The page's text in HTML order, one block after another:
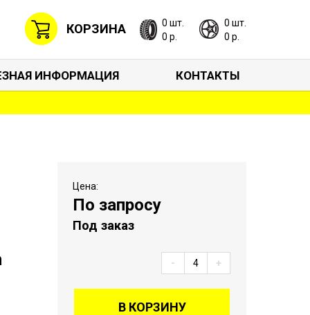
КОРЗИНА
0 шт.
0 р.
0 шт.
0 р.
ИНФОРМАЦИЯ КОНТАКТЫ
Цена:
По запросу
Под заказ
- +
В КОРЗИНУ